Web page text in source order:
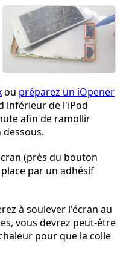
ou préparez un iOpener
inférieur de l'iPod
afin de ramollir
(près du bouton
par un adhésif
à soulever l'écran au
vous devrez peut-être
pour que la colle